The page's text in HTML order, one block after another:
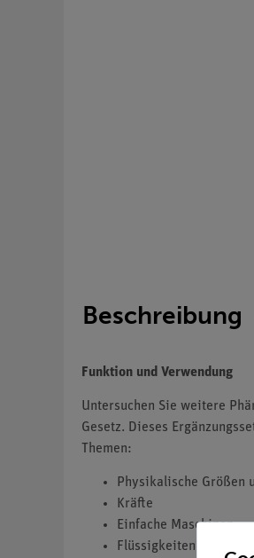
Beschreibung
Funktion und Verwendung
Untersuchen Sie weitere
Gesetz. Dieses
Themen:
Physikalische Größen
Kräfte
Einfache Maschinen
Flüssigkeiten und Gase